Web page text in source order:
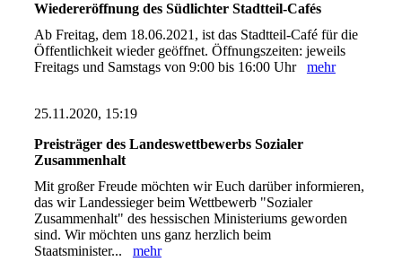
Wiedereröffnung des Südlichter Stadtteil-Cafés
Ab Freitag, dem 18.06.2021, ist das Stadtteil-Café für die
Öffentlichkeit wieder geöffnet. Öffnungszeiten: jeweils
Freitags und Samstags von 9:00 bis 16:00 Uhr mehr
25.11.2020, 15:19
Preisträger des Landeswettbewerbs Sozialer
Zusammenhalt
Mit großer Freude möchten wir Euch darüber informieren,
das wir Landessieger beim Wettbewerb "Sozialer
Zusammenhalt" des hessischen Ministeriums geworden
sind. Wir möchten uns ganz herzlich beim
Staatsminister... mehr